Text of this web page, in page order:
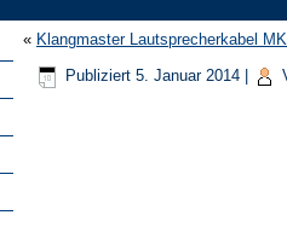
« Klangmaster Lautsprecherkabel
Publiziert 5. Januar 2014